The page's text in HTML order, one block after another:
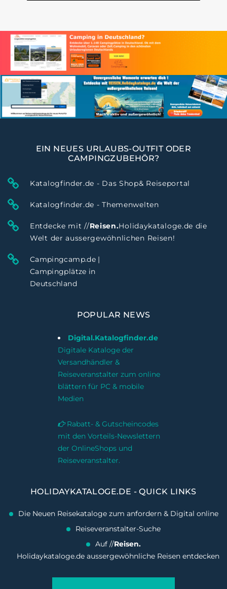
EIN NEUES URLAUBS-OUTFIT ODER
CAMPINGZUBEHÖR?
Katalogfinder.de - Das Shop& Reiseportal
Katalogfinder.de - Themenwelten
Entdecke mit //Reisen.Holidaykataloge.de die
Welt der aussergewöhnlichen Reisen!
Campingcamp.de |
Campingplätze in
Deutschland
POPULAR NEWS
Digital.Katalogfinder.de
Digitale Kataloge der
Versandhändler &
Reiseveranstalter zum online
blättern für PC & mobile
Medien
Rabatt- & Gutscheincodes
mit den Vorteils-Newslettern
der OnlineShops und
Reiseveranstalter.
HOLIDAYKATALOGE.DE - QUICK LINKS
Die Neuen Reisekataloge zum anfordern & Digital online
Reiseveranstalter-Suche
Auf //Reisen.
Holidaykataloge.de aussergewöhnliche Reisen entdecken